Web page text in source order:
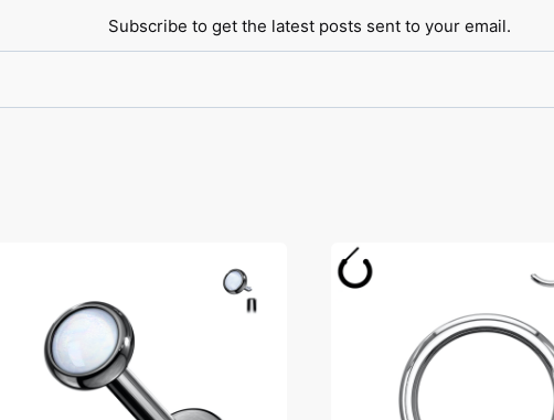
Subscribe to get the latest posts sent to your email.